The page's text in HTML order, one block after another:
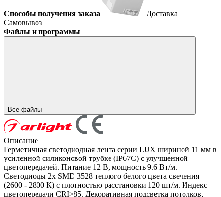
Способы получения заказа
Доставка
Самовывоз
Файлы и программы
Все файлы
Описание
Герметичная светодиодная лента серии LUX шириной 11 мм в
усиленной силиконовой трубке (IP67С) с улучшенной
цветопередачей. Питание 12 В, мощность 9.6 Вт/м.
Светодиоды 2х SMD 3528 теплого белого цвета свечения
(2600 - 2800 К) с плотностью расстановки 120 шт/м. Индекс
цветопередачи CRI>85. Декоративная подсветка потолков,